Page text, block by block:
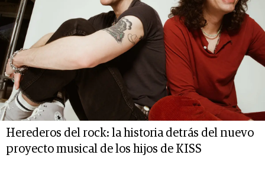
Herederos del rock: la historia detrás del nuevo
proyecto musical de los hijos de KISS